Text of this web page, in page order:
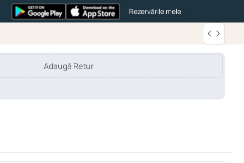
Rezervările mele
Adaugă Retur